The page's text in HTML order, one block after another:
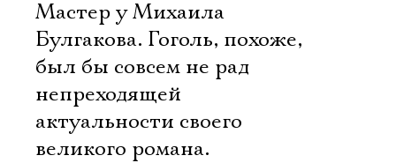
Мастер у Михаила
Булгакова. Гоголь, похоже,
был бы совсем не рад
непреходящей
актуальности своего
великого романа.